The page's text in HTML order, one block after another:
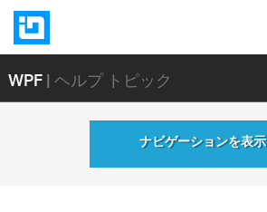
WPF| ヘルプ トピック
ナビゲーションを表示